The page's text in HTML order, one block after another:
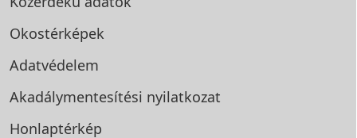
Okostérképek
Adatvédelem
Akadálymentesítési nyilatkozat
Honlaptérkép